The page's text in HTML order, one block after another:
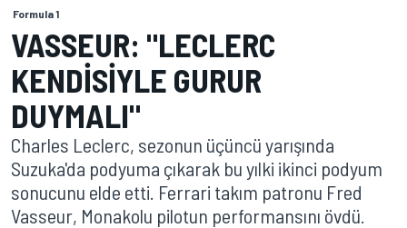
Formula 1
VASSEUR: "LECLERC
KENDISIYLE GURUR
DUYMALI"
Charles Leclerc, sezonun üçüncü yarışında
Suzuka'da podyuma çıkarak bu yılki ikinci podyum
sonucunu elde etti. Ferrari takım patronu Fred
Vasseur, Monakolu pilotun performansını övdü.